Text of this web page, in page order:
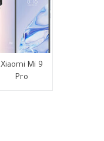
Xiaomi Mi 9
Pro